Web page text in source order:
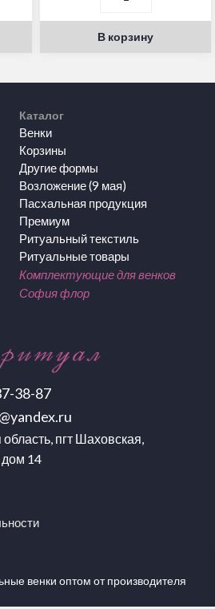
В корзину
38-87
пгт Шаховская,
14
Каталог
Венки
Корзины
Другие формы
Возложение (9 мая)
Пасхальная продукция
Премиум
Ритуальный текстиль
Ритуальные товары
Комплектующие для венков
София флор
венки оптом от производителя